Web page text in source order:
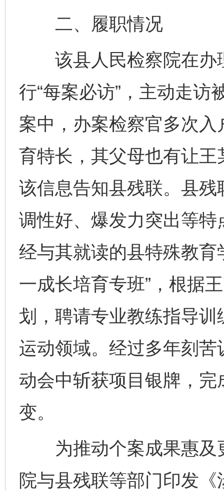
二、履职情况
该县人民检察院在办
行“每案必访”，主动走访
案中，办案检察官多次
育特长，其父母也有让
该信息告知县残联。县
调性好、爆发力突出等
经与其就读的县特殊教育
一成长培育专班”，根据
划，聘请专业教练指导
运动领域。经过多年刻
动会中斩获项目银牌，完
变。
为推动个案成果惠及
院与县残联等部门印发